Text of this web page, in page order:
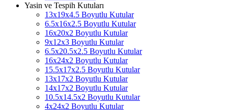
Yasin ve Tespih Kutuları
13x19x4.5 Boyutlu Kutular
6.5x16x2.5 Boyutlu Kutular
16x20x2 Boyutlu Kutular
9x12x3 Boyutlu Kutular
6.5x20.5x2.5 Boyutlu Kutular
16x24x2 Boyutlu Kutular
15.5x17x2.5 Boyutlu Kutular
13x17x2 Boyutlu Kutular
14x17x2 Boyutlu Kutular
10.5x14.5x2 Boyutlu Kutular
4x24x2 Boyutlu Kutular